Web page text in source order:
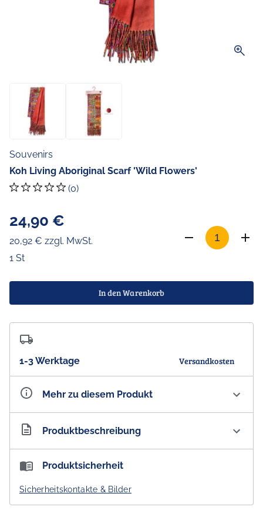
zoom_in
Souvenirs
Koh Living Aboriginal Scarf 'Wild Flowers'
(0)
24,90 €
20,92 € zzgl. MwSt.
1 St
In den Warenkorb
1-3 Werktage Versandkosten
Mehr zu diesem Produkt
Artikelnummer AU300454
Produktbeschreibung
Koh Living Aboriginal Scarf 'Wild Flowers' Schal, 65 x
Produktsicherheit
Sicherheitskontakte & Bilder